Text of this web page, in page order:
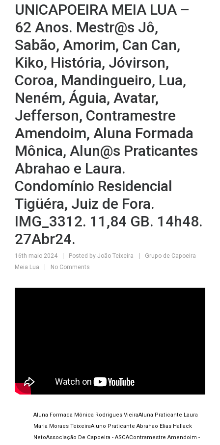
UNICAPOEIRA MEIA LUA –
62 Anos. Mestr@s Jô,
Sabão, Amorim, Can Can,
Kiko, História, Jóvirson,
Coroa, Mandingueiro, Lua,
Neném, Águia, Avatar,
Jefferson, Contramestre
Amendoim, Aluna Formada
Mônica, Alun@s Praticantes
Abrahao e Laura.
Condomínio Residencial
Tigüéra, Juiz de Fora.
IMG_3312. 11,84 GB. 14h48.
27Abr24.
16th maio 2024 Posted by João Teixeira
Grupo de Capoeira
Meia Lua
No Comments
Aluna Formada Mônica Rodrigues VieiraAluna Praticante Laura
Maria Moraes TeixeiraAluno Praticante Abrahao Elias Hallack
NetoAssociação De Capoeira - ASCAContramestre Amendoim -